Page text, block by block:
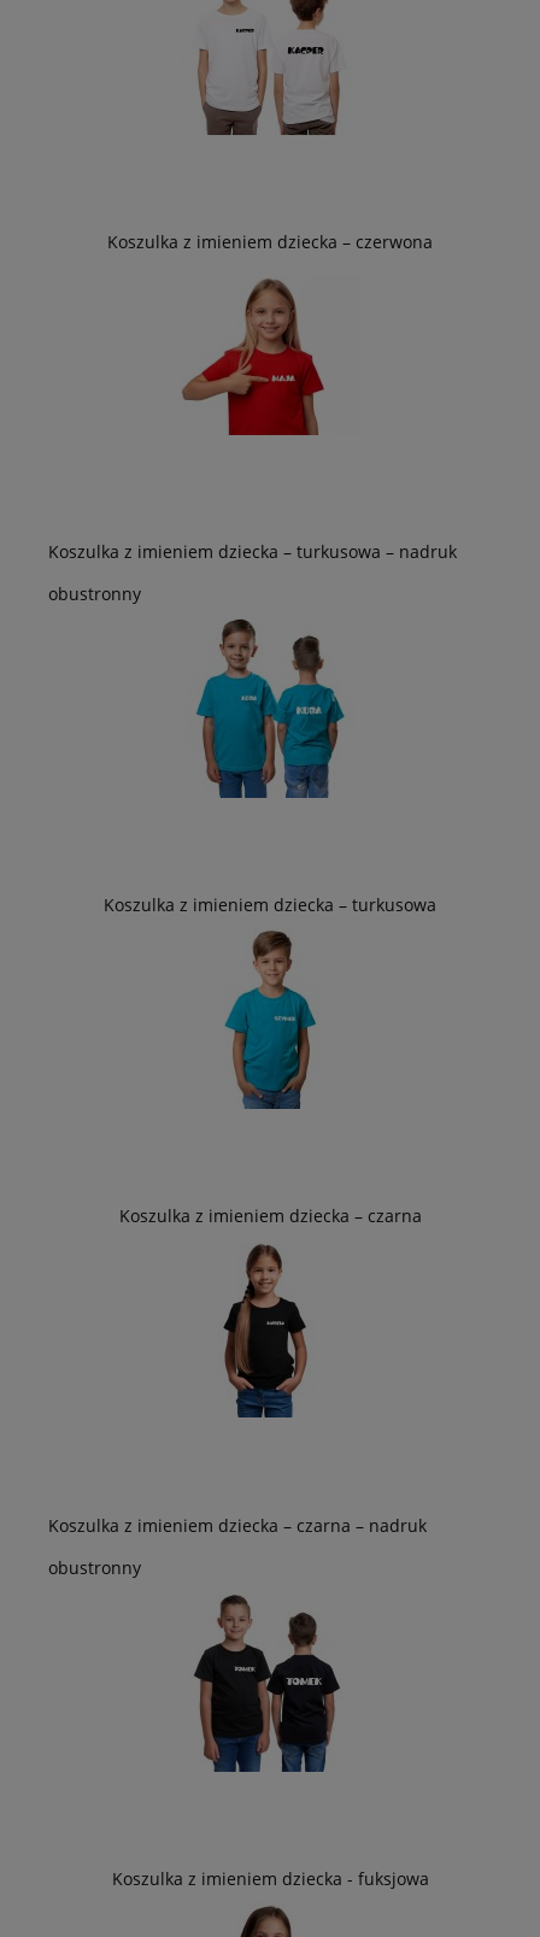
Koszulka z imieniem dziecka – czerwona
Koszulka z imieniem dziecka – turkusowa – nadruk
obustronny
Koszulka z imieniem dziecka – turkusowa
Koszulka z imieniem dziecka – czarna
Koszulka z imieniem dziecka – czarna – nadruk
obustronny
Koszulka z imieniem dziecka - fuksjowa